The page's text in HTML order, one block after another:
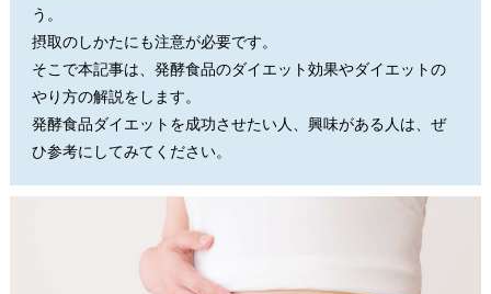
う。
摂取のしかたにも注意が必要です。
そこで本記事は、発酵食品のダイエット効果やダイエットの
やり方の解説をします。
発酵食品ダイエットを成功させたい人、興味がある人は、ぜ
ひ参考にしてみてください。